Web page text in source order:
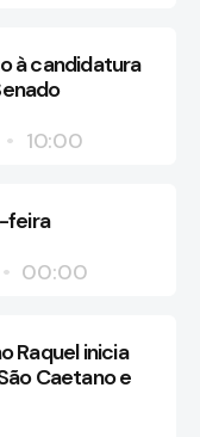
à candidatura
10:00
feira
00:00
Raquel inicia
Caetano e